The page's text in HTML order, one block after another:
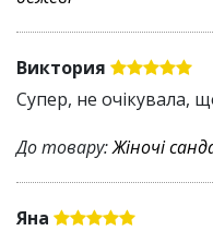
Виктория
Супер, не очікувала,
До товару:Жіночі
Яна